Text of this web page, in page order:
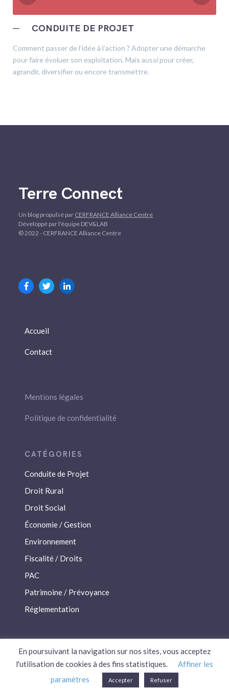
─ CONDUITE DE PROJET
Comment passer de l’idée à l’action ? Adopter une démarche
pour faire évoluer son exploitation. Mais aussi pour créer,
agrandir, diversifier ou encore transmettre.
Terre Connect
Un blog propulsé par CERFRANCE Alliance Centre
Développé par l'équipe DEV&LAB
© 2022 - CERFRANCE Alliance Centre
Accueil
Contact
Mentions légales
Politique de confidentialité
Conduite de Projet
Droit Rural
Droit Social
Économie / Gestion
Environnement
Fiscalité / Droits
PAC
Patrimoine / Prévoyance
Réglementation
Plan du site
En poursuivant la navigation sur nos sites, vous acceptez
l'utilisation de cookies à des fins statistiques.
Affiner les
paramètres
Accepter Refuser